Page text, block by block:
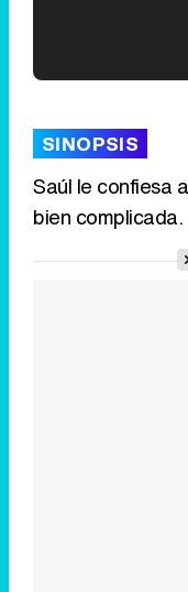
SINOPSIS
Saúl le confiesa
bien complicada.